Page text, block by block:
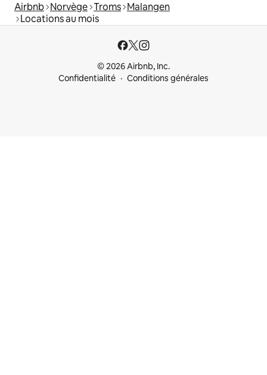
Airbnb Norvège Troms Malangen
Locations au mois
© 2026 Airbnb, Inc.
Confidentialité
Conditions générales